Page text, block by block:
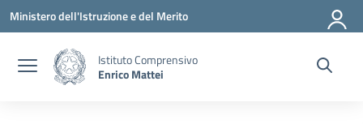
Vai ai contenuti
Vai al menu di navigazione
Vai al footer
Ministero dell'Istruzione e del Merito
Istituto Comprensivo
Enrico Mattei